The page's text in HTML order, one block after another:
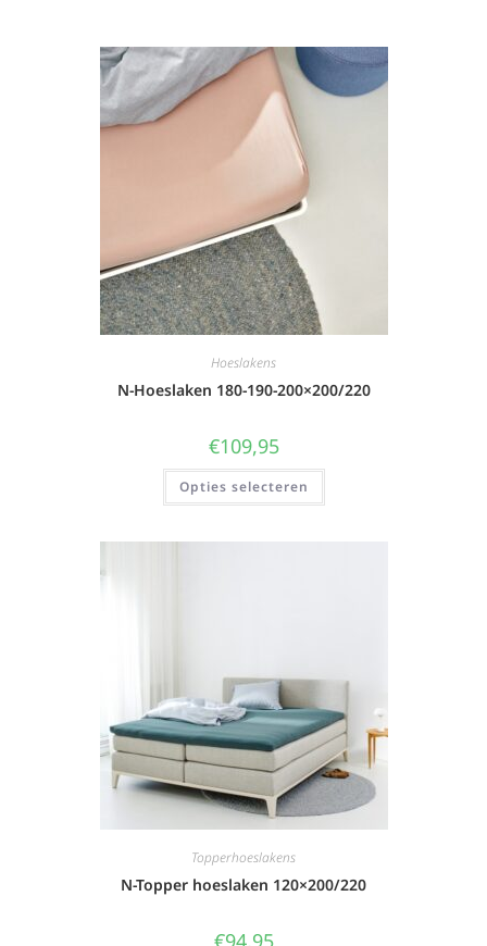
Hoeslakens
N-Hoeslaken 180-190-200×200/220
€109,95
Opties selecteren
Topperhoeslakens
N-Topper hoeslaken 120×200/220
€94,95